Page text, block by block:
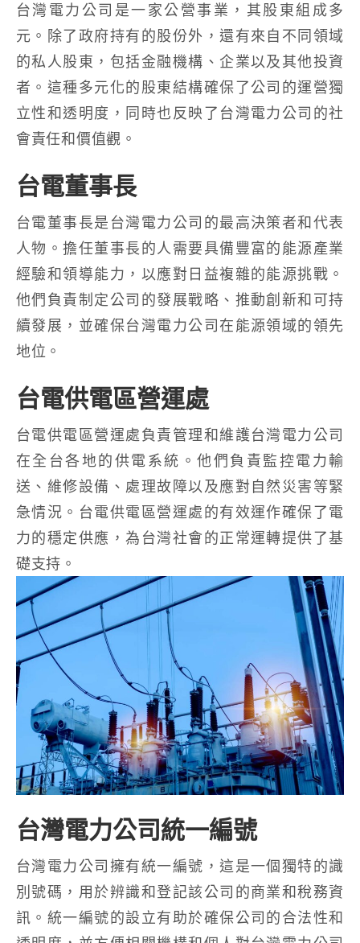
台灣電力公司是一家公營事業，其股東組成多
元。除了政府持有的股份外，還有來自不同領域
的私人股東，包括金融機構、企業以及其他投資
者。這種多元化的股東結構確保了公司的運營獨
立性和透明度，同時也反映了台灣電力公司的社
會責任和價值觀。
台電董事長
台電董事長是台灣電力公司的最高決策者和代表
人物。擔任董事長的人需要具備豐富的能源產業
經驗和領導能力，以應對日益複雜的能源挑戰。
他們負責制定公司的發展戰略、推動創新和可持
續發展，並確保台灣電力公司在能源領域的領先
地位。
台電供電區營運處
台電供電區營運處負責管理和維護台灣電力公司
在全台各地的供電系統。他們負責監控電力輸
送、維修設備、處理故障以及應對自然災害等緊
急情況。台電供電區營運處的有效運作確保了電
力的穩定供應，為台灣社會的正常運轉提供了基
礎支持。
台灣電力公司統一編號
台灣電力公司擁有統一編號，這是一個獨特的識
別號碼，用於辨識和登記該公司的商業和稅務資
訊。統一編號的設立有助於確保公司的合法性和